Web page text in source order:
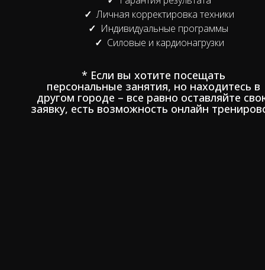
Личная корректировка техники
Индивидуальные программы
Силовые и кардионагрузки
* Если вы хотите посещать
персональные занятия, но находитесь в
другом городе – все равно оставляйте
заявку, есть возможность онлайн